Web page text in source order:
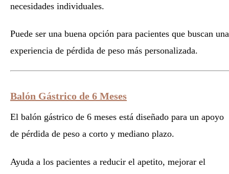
necesidades individuales.
Puede ser una buena opción para pacientes que buscan una
experiencia de pérdida de peso más personalizada.
Balón Gástrico de 6 Meses
El balón gástrico de 6 meses está diseñado para un apoyo
de pérdida de peso a corto y mediano plazo.
Ayuda a los pacientes a reducir el apetito, mejorar el